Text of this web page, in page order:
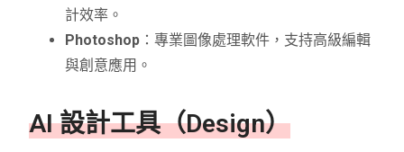
計效率。
Photoshop ：專業圖像處理軟件，支持高級編輯
與創意應用。
AI 設計工具（Design）